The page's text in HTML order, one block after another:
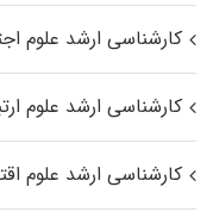
کارشناسی ارشد علوم
کارشناسی ارشد علوم
کارشناسی ارشد علوم